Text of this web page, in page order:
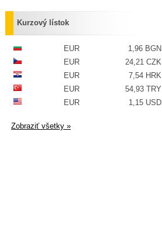
Kurzový lístok
EUR
1,96 BGN
EUR
24,21 CZK
EUR
7,54 HRK
EUR
54,93 TRY
EUR
1,15 USD
Zobraziť všetky »